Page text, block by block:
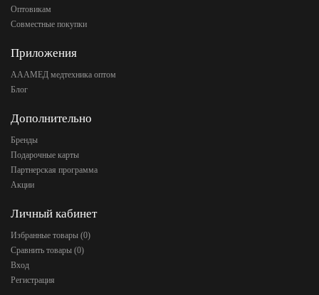
Оптовикам
Совместные покупки
Приложения
АААМЕД медтехника оптом
Блог
Дополнительно
Бренды
Подарочные карты
Партнерская программа
Акции
Личный кабинет
Избранные товары (0)
Сравнить товары (0)
Вход
Регистрация